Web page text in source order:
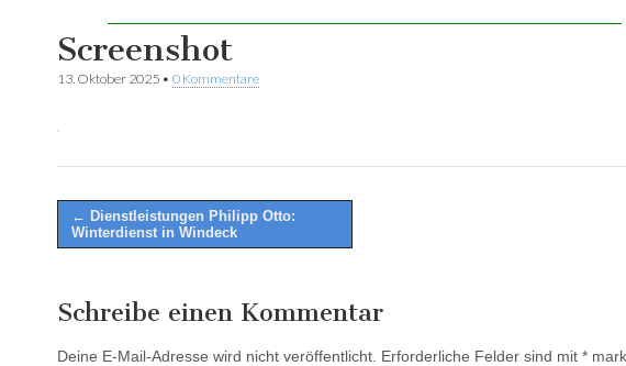
Screenshot
13. Oktober 2025 • 0 Kommentare
Post
navigation
← Dienstleistungen Philipp Otto:
Winterdienst in Windeck
Schreibe einen Kommentar
Deine E-Mail-Adresse wird nicht veröffentlicht. Erforderliche Felder sind mit *